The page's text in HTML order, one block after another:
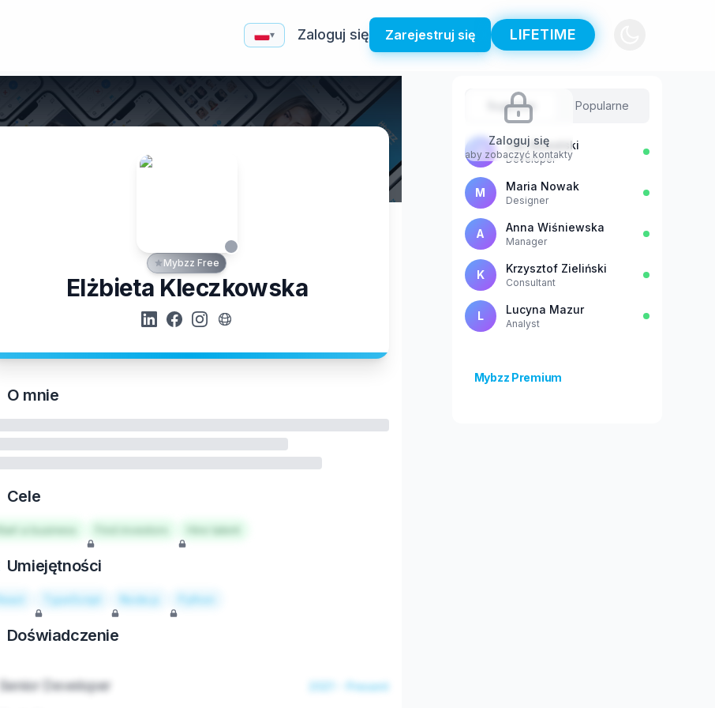
▾ Zaloguj się Zarejestruj się LIFETIME
Mybzz Free
Elżbieta Kleczkowska
O mnie
Cele
Start a business Hire talent
Umiejętności
React TypeScript Node.js Python
Doświadczenie
Senior Developer 2021 - Present
Zaloguj się
aby zobaczyć kontakty
Sugestie Popularne
J Jan Kowalski
Developer
M Maria Nowak
Designer
A Anna Wiśniewska
Manager
K Krzysztof Zieliński
Consultant
L Lucyna Mazur
Analyst
Mybzz Premium